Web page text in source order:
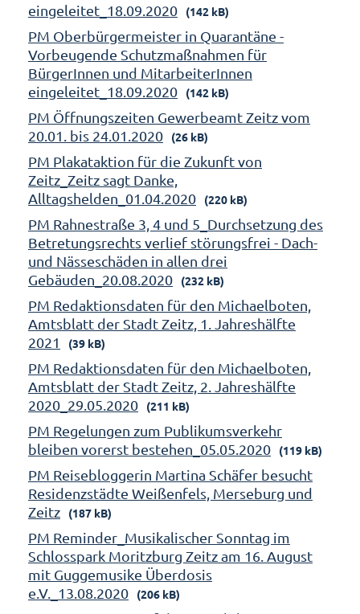
eingeleitet_18.09.2020 (142 kB)
PM Oberbürgermeister in Quarantäne -
Vorbeugende Schutzmaßnahmen für
BürgerInnen und MitarbeiterInnen
eingeleitet_18.09.2020
(142 kB)
PM Öffnungszeiten Gewerbeamt Zeitz vom
20.01. bis 24.01.2020
(26 kB)
PM Plakataktion für die Zukunft von
Zeitz_Zeitz sagt Danke,
Alltagshelden_01.04.2020
(220 kB)
PM Rahnestraße 3, 4 und 5_Durchsetzung des
Betretungsrechts verlief störungsfrei - Dach-
und Nässeschäden in allen drei
Gebäuden_20.08.2020
(232 kB)
PM Redaktionsdaten für den Michaelboten,
Amtsblatt der Stadt Zeitz, 1. Jahreshälfte
2021
(39 kB)
PM Redaktionsdaten für den Michaelboten,
Amtsblatt der Stadt Zeitz, 2. Jahreshälfte
2020_29.05.2020
(211 kB)
PM Regelungen zum Publikumsverkehr
bleiben vorerst bestehen_05.05.2020
(119 kB)
PM Reisebloggerin Martina Schäfer besucht
Residenzstädte Weißenfels, Merseburg und
Zeitz
(187 kB)
PM Reminder_Musikalischer Sonntag im
Schlosspark Moritzburg Zeitz am 16. August
mit Guggemusike Überdosis
e.V._13.08.2020
(206 kB)